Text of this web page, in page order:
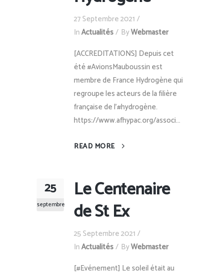
27 Septembre 2021
InActualités ByWebmaster
[ACCREDITATIONS] Depuis cet
été #AvionsMauboussin est
membre de France Hydrogène qui
regroupe les acteurs de la filière
française de l'#hydrogène.
https://www.afhypac.org/associ...
READ MORE
25
septembre
Le Centenaire
de St Ex
25 Septembre 2021
InActualités ByWebmaster
[#Evénement] Le soleil était au